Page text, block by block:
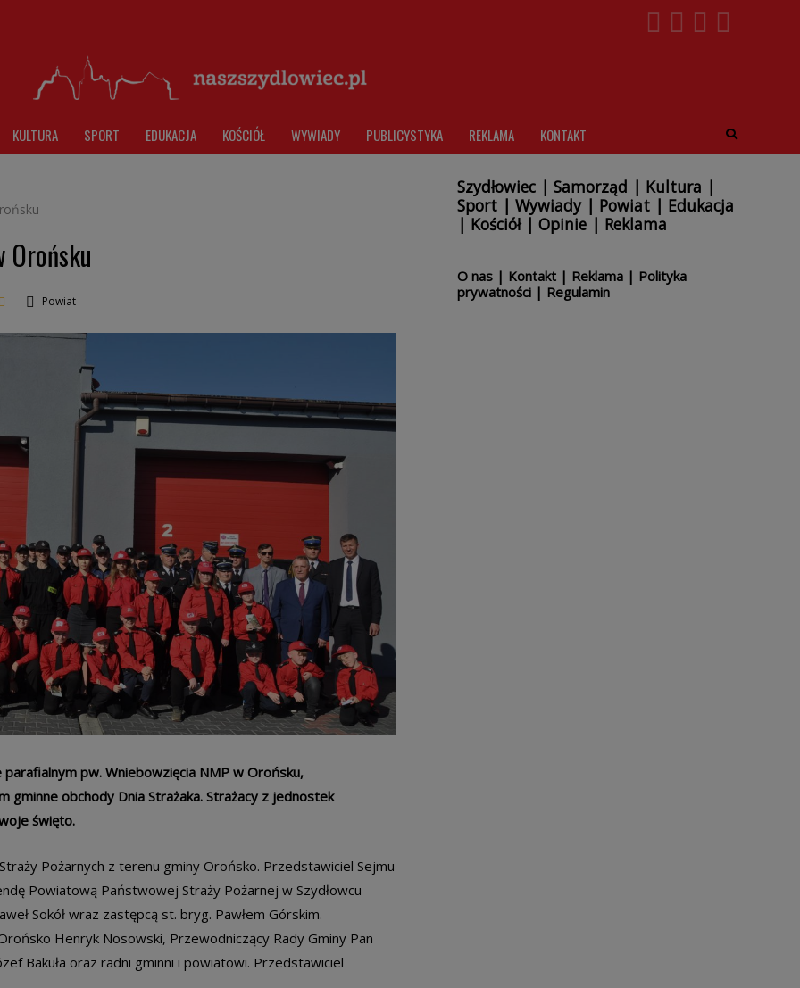
KULTURA SPORT EDUKACJA KOŚCIÓŁ WYWIADY PUBLICYSTYKA REKLAMA KONTAKT
Orońsku
Powiat
pw. Wniebowzięcia NMP w Orońsku,
gminne obchody Dnia Strażaka. Strażacy z jednostek
święto.
Pożarnych z terenu gminy Orońsko. Przedstawiciel Sejmu
Powiatową Państwowej Straży Pożarnej w Szydłowcu
Sokół wraz zastępcą st. bryg. Pawłem Górskim.
Henryk Nosowski, Przewodniczący Rady Gminy Pan
Bakuła oraz radni gminni i powiatowi. Przedstawiciel
Szydłowiec| Samorząd | Kultura |
Sport| Wywiady| Powiat| Edukacja
| Kościół| Opinie| Reklama
O nas| Kontakt| Reklama| Polityka
prywatności| Regulamin